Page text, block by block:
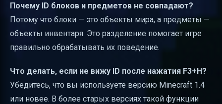
Почему ID блоков и предметов не совпадают?
Потому что блоки — это объекты мира, а предметы —
объекты инвентаря. Это разделение помогает игре
правильно обрабатывать их поведение.
Что делать, если не вижу ID после нажатия F3+H?
Убедитесь, что вы используете версию Minecraft 1.4
или новее. В более старых версиях такой функции